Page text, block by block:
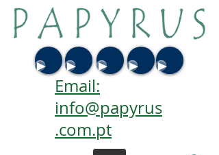
Email:
info@papyrus
.com.pt